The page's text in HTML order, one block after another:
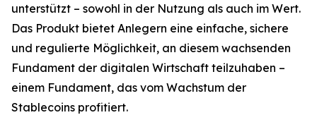
unterstützt – sowohl in der Nutzung als auch im Wert.
Das Produkt bietet Anlegern eine einfache, sichere
und regulierte Möglichkeit, an diesem wachsenden
Fundament der digitalen Wirtschaft teilzuhaben –
einem Fundament, das vom Wachstum der
Stablecoins profitiert.